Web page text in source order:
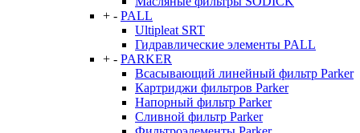
+ - PALL
Ultipleat SRT
Гидравлические элементы PALL
+ - PARKER
Всасывающий линейный фильтр Parker
Картриджи фильтров Parker
Напорный фильтр Parker
Сливной фильтр Parker